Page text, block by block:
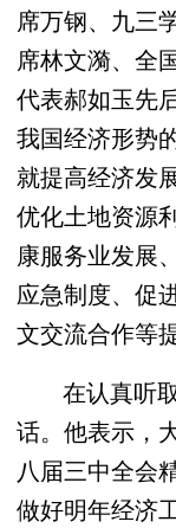
席万钢、九三
席林文漪、全
代表郝如玉先
我国经济形势
就提高经济发
优化土地资源
康服务业发展
应急制度、促
文交流合作等
在认真听
话。他表示，
八届三中全会
做好明年经济